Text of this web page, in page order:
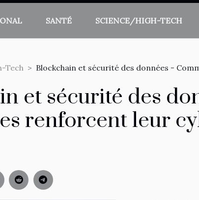
SANTÉ SCIENCE/HIGH-TECH
Tech Blockchain et sécurité des données -
et sécurité des
renforcent leur